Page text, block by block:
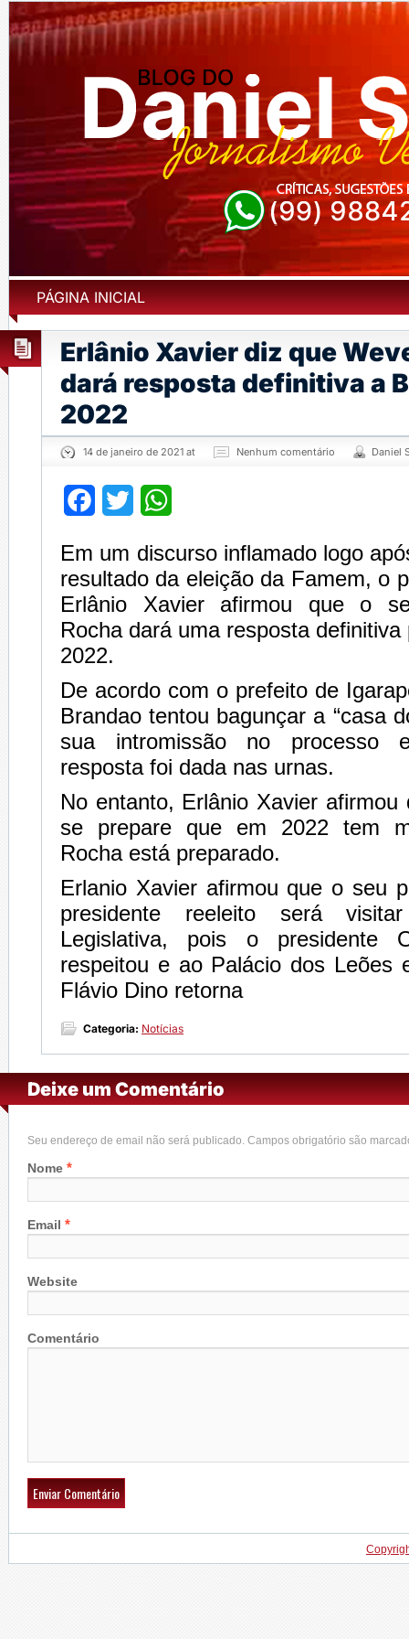
PÁGINA INICIAL
Erlânio Xavier diz que
dará resposta definitiva a
2022
14 de janeiro de 2021 at Nenhum comentário Daniel
Facebook
Twitter
Em um discurso inflamado logo
resultado da eleição da Famem, o
Erlânio Xavier afirmou que o
Rocha dará uma resposta
2022.
De acordo com o prefeito de
Brandao tentou bagunçar a “casa
sua intromissão no processo
resposta foi dada nas urnas.
No entanto, Erlânio Xavier afirmou
se prepare que em 2022 tem
Rocha está preparado.
Erlanio Xavier afirmou que o seu
presidente reeleito será
Legislativa, pois o presidente
respeitou e ao Palácio dos Leões
Flávio Dino retorna
Categoria: Notícias
Deixe um Comentário
Seu endereço de email não será publicado. Campos obrigatório são
Nome *
Email *
Website
Comentário